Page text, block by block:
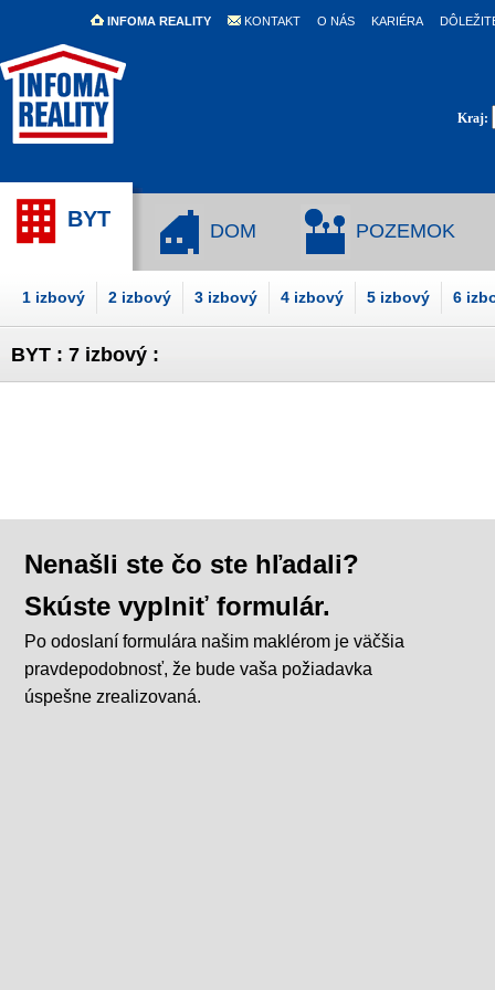
INFOMA REALITY KONTAKT O NÁS KARIÉRA
Kraj:
BYT DOM POZEMOK
1 izbový 2 izbový 3 izbový 4 izbový 5 izbový 6
BYT : 7 izbový :
Nenašli ste čo ste hľadali?
Skúste vyplniť formulár.
Po odoslaní formulára našim maklérom je väčšia
pravdepodobnosť, že bude vaša požiadavka
úspešne zrealizovaná.